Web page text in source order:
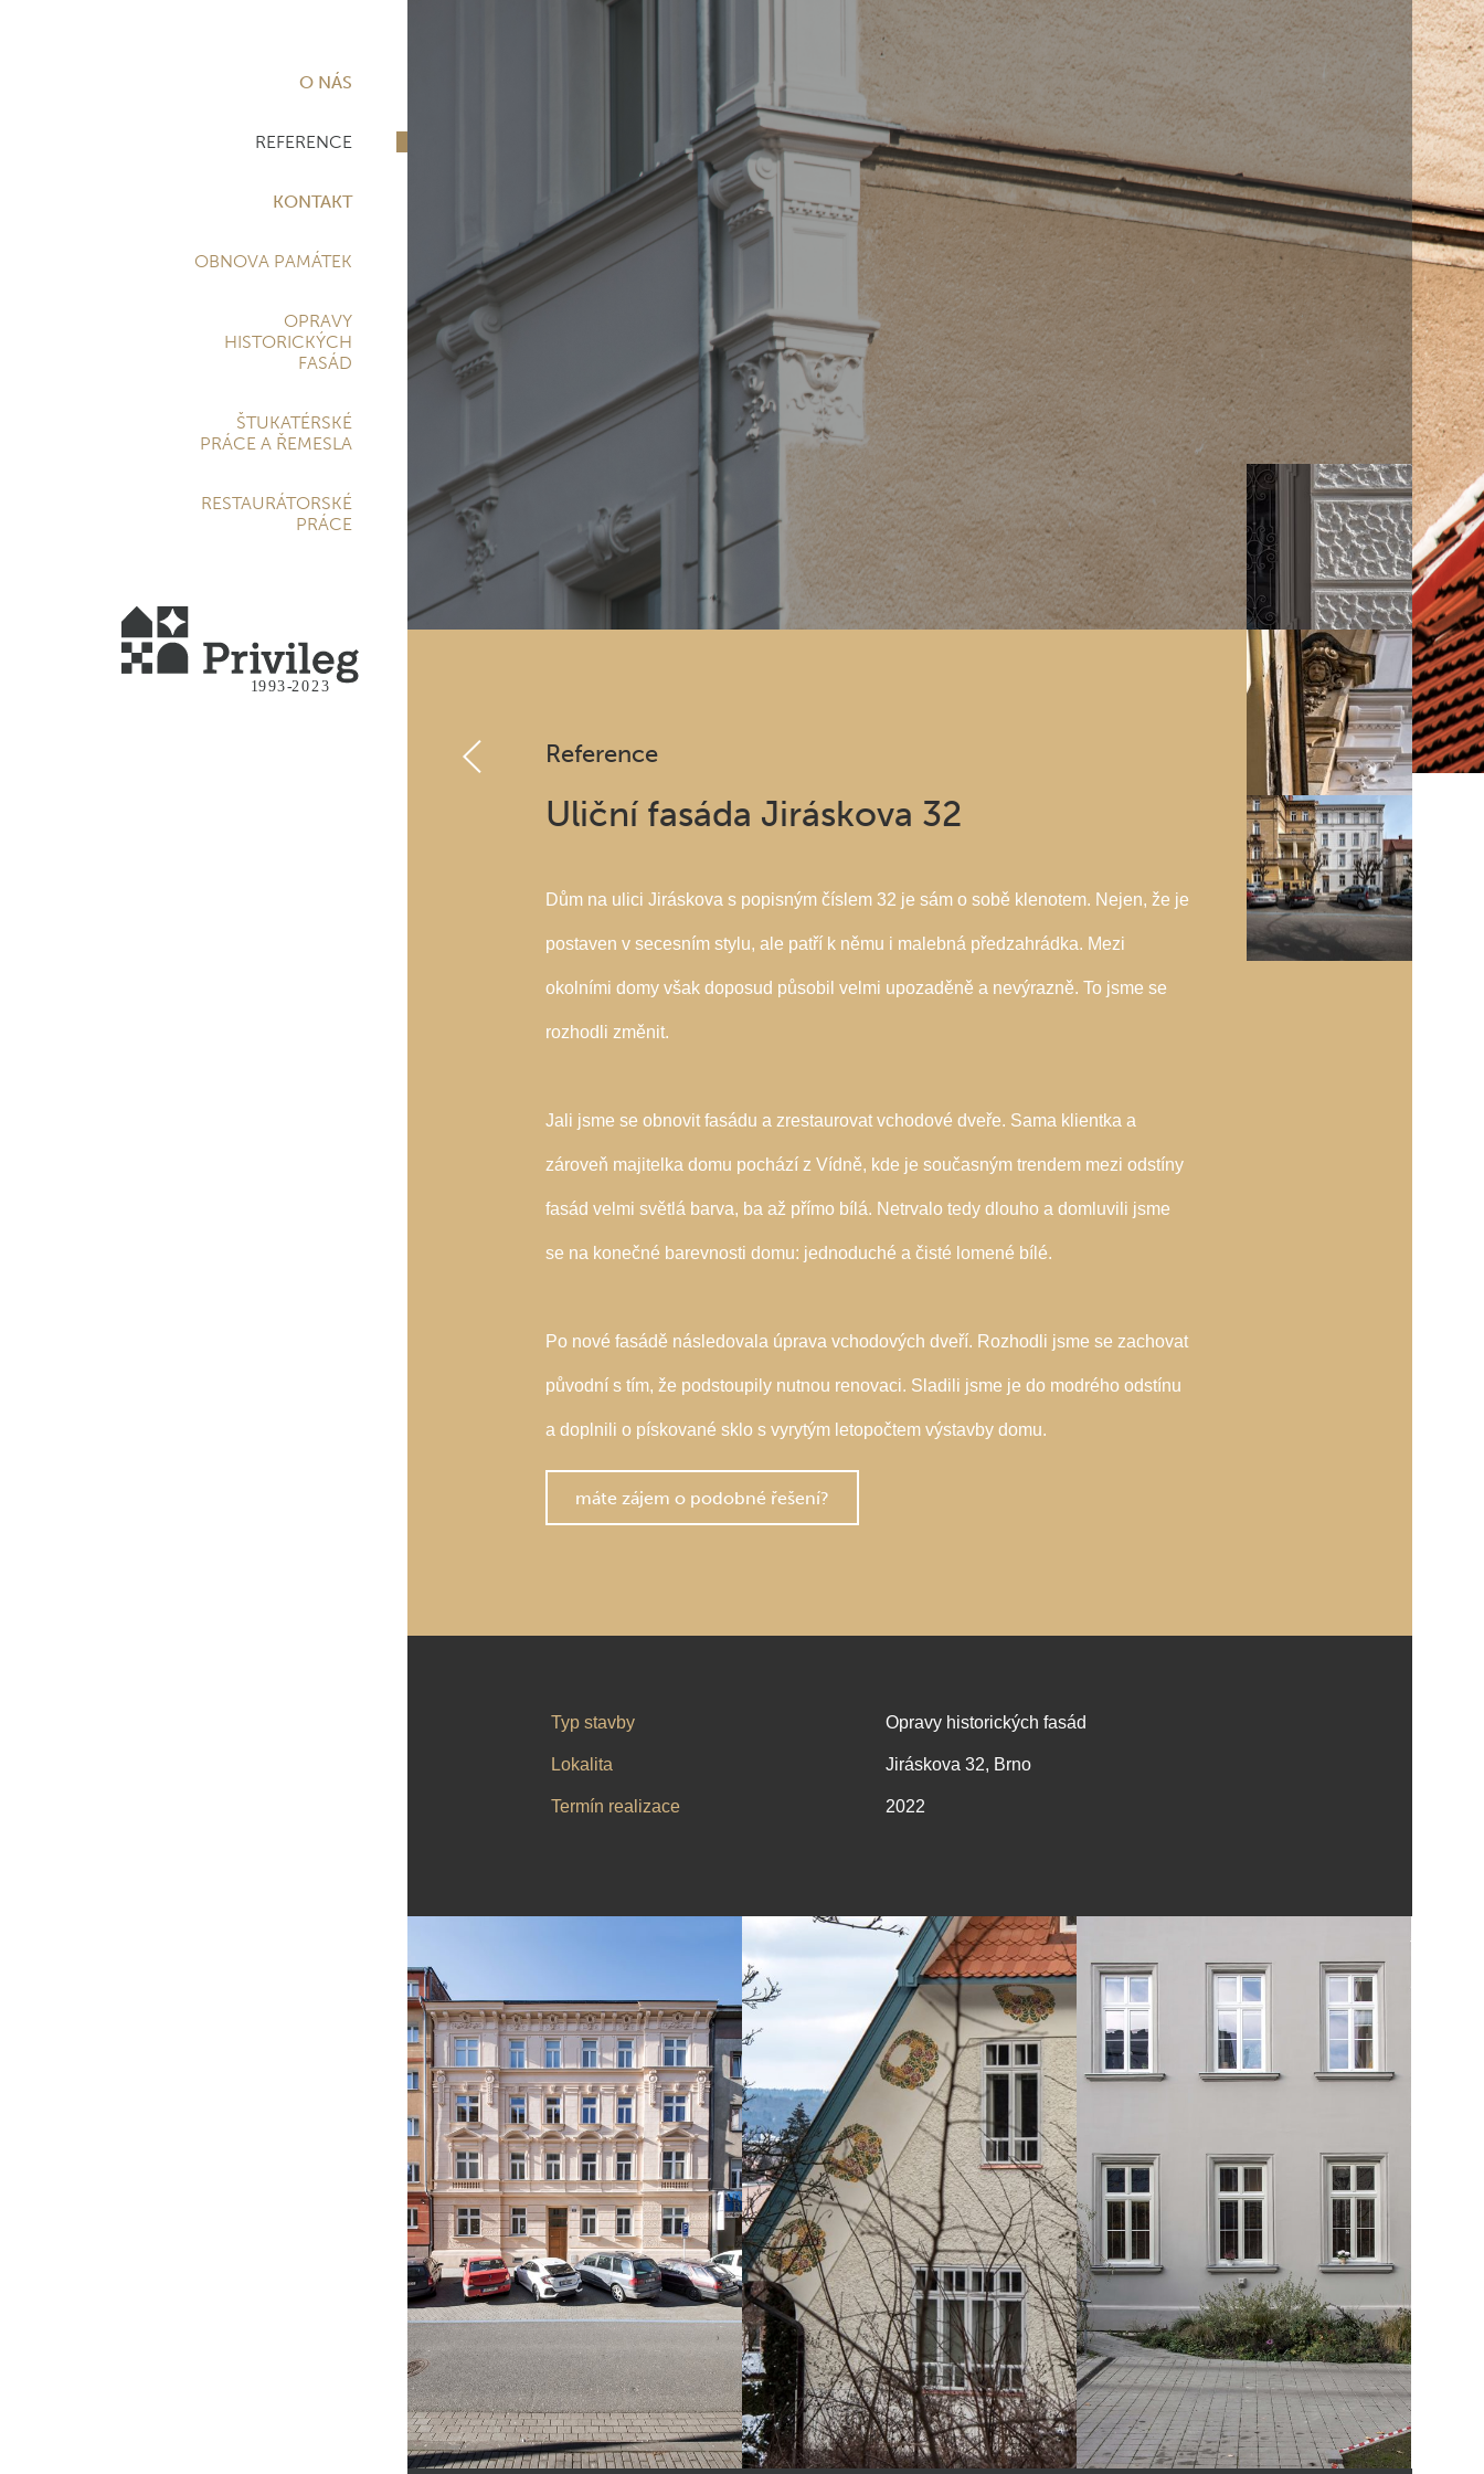
O NÁS
REFERENCE
KONTAKT
OBNOVA PAMÁTEK
OPRAVY
HISTORICKÝCH
FASÁD
ŠTUKATÉRSKÉ
PRÁCE A ŘEMESLA
RESTAURÁTORSKÉ
PRÁCE
Reference
Uliční fasáda Jiráskova 32
Dům na ulici Jiráskova s popisným číslem 32 je sám o sobě klenotem. Nejen, že je
postaven v secesním stylu, ale patří k němu i malebná předzahrádka. Mezi
okolními domy však doposud působil velmi upozaděně a nevýrazně. To jsme se
rozhodli změnit.
Jali jsme se obnovit fasádu a zrestaurovat vchodové dveře. Sama klientka a
zároveň majitelka domu pochází z Vídně, kde je současným trendem mezi odstíny
fasád velmi světlá barva, ba až přímo bílá. Netrvalo tedy dlouho a domluvili jsme
se na konečné barevnosti domu: jednoduché a čisté lomené bílé.
Po nové fasádě následovala úprava vchodových dveří. Rozhodli jsme se zachovat
původní s tím, že podstoupily nutnou renovaci. Sladili jsme je do modrého odstínu
a doplnili o pískované sklo s vyrytým letopočtem výstavby domu.
máte zájem o podobné řešení?
Typ stavby Opravy historických fasád
Lokalita Jiráskova 32, Brno
Termín realizace 2022